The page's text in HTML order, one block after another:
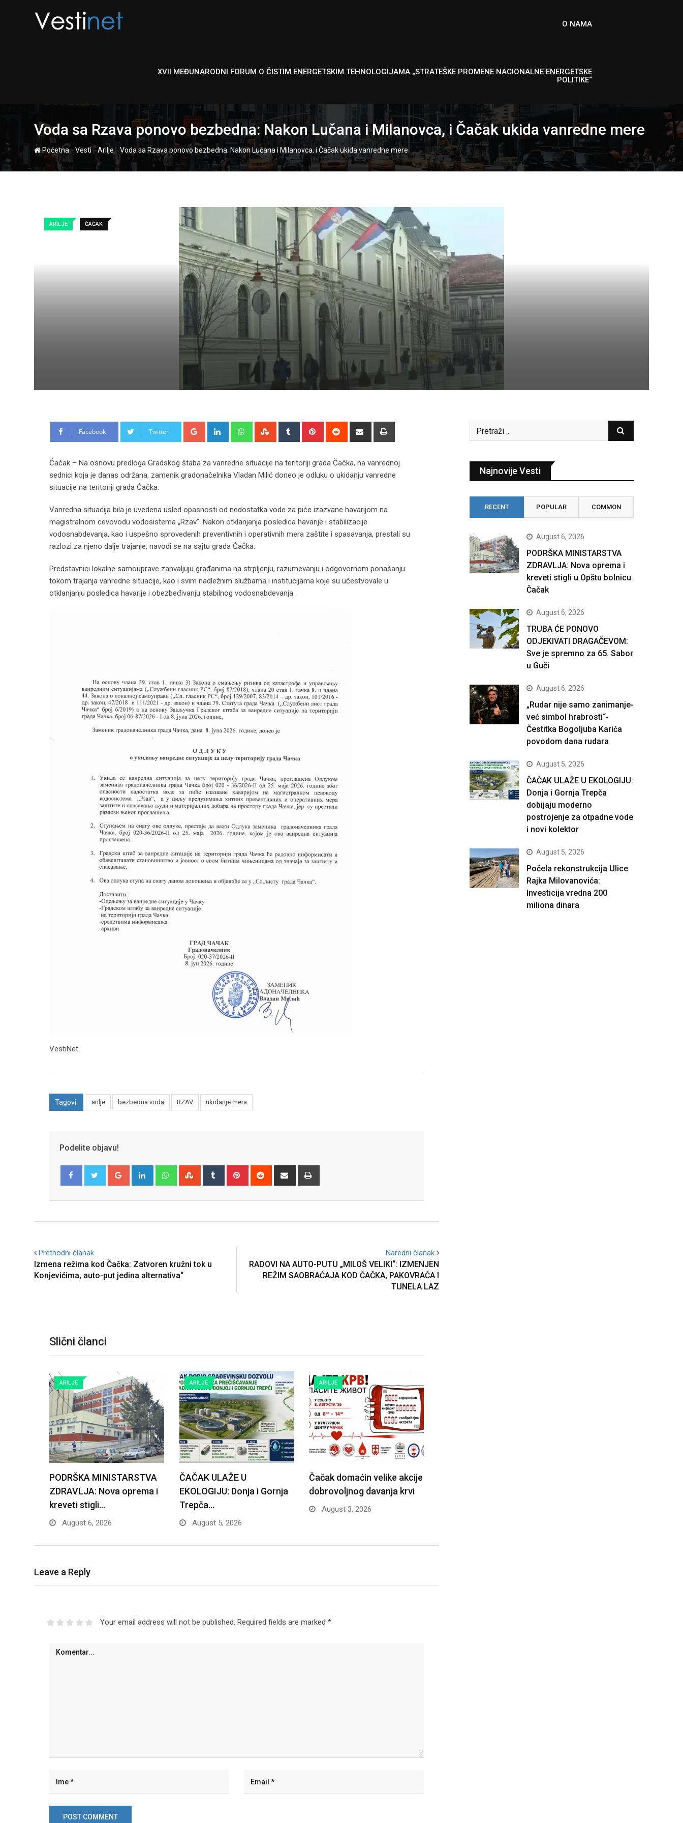
O NAMA
XVII MEĐUNARODNI FORUM O ČISTIM ENERGETSKIM TEHNOLOGIJAMA „STRATEŠKE PROMENE NACIONALNE ENERGETSKE
POLITIKE“
Voda sa Rzava ponovo bezbedna: Nakon Lučana i Milanovca, i Čačak ukida vanredne mere
Početna-Vesti-Arilje-Voda sa Rzava ponovo bezbedna: Nakon Lučana i Milanovca, i Čačak ukida vanredne mere
ARILJE ČAČAK
Facebook Twitter Google+ LinkedIn WhatsappStumbleUpon
Tumblr Pinterest Reddit
Share
Čačak – Na osnovu predloga Gradskog štaba za vanredne situacije na teritoriji grada Čačka, na vanrednoj
sednici koja je danas održana, zamenik gradonačelnika Vladan Milić doneo je odluku o ukidanju vanredne
situacije na teritoriji grada Čačka.
Vanredna situacija bila je uvedena usled opasnosti od nedostatka vode za piće izazvane havarijom na
magistralnom cevovodu vodosistema „Rzav“. Nakon otklanjanja posledica havarije i stabilizacije
vodosnabdevanja, kao i uspešno sprovedenih preventivnih i operativnih mera zaštite i spasavanja, prestali su
razlozi za njeno dalje trajanje, navodi se na sajtu grada Čačka.
Predstavnici lokalne samouprave zahvaljuju građanima na strpljenju, razumevanju i odgovornom ponašanju
tokom trajanja vanredne situacije, kao i svim nadležnim službama i institucijama koje su učestvovale u
otklanjanju posledica havarije i obezbeđivanju stabilnog vodosnabdevanja.
VestiNet
Tagovi: arilje bezbedna voda RZAV ukidanje mera
Podelite objavu!
Google+ LinkedIn WhatsappStumbleUpon
Tumblr Pinterest Reddit
Share
Prethodni članak
Izmena režima kod Čačka: Zatvoren kružni tok u
Konjevićima, auto-put jedina alternativa“
Naredni članak
RADOVI NA AUTO-PUTU „MILOŠ VELIKI“: IZMENJEN
REŽIM SAOBRAĆAJA KOD ČAČKA, PAKOVRAĆA I
TUNELA LAZ
Slični članci
ARILJE
PODRŠKA MINISTARSTVA
ZDRAVLJA: Nova oprema i
kreveti stigli…
August 6, 2026
ARILJE
ČAČAK ULAŽE U
EKOLOGIJU: Donja i Gornja
Trepča…
August 5, 2026
ARILJE
Čačak domaćin velike akcije
dobrovoljnog davanja krvi
August 3, 2026
Leave a Reply
Your email address will not be published. Required fields are marked *
Najnovije Vesti
RECENT POPULAR COMMON
August 6, 2026
PODRŠKA MINISTARSTVA
ZDRAVLJA: Nova oprema i
kreveti stigli u Opštu bolnicu
Čačak
August 6, 2026
TRUBA ĆE PONOVO
ODJEKIVATI DRAGAČEVOM:
Sve je spremno za 65. Sabor
u Guči
August 6, 2026
„Rudar nije samo zanimanje-
već simbol hrabrosti“-
Čestitka Bogoljuba Karića
povodom dana rudara
August 5, 2026
ČAČAK ULAŽE U EKOLOGIJU:
Donja i Gornja Trepča
dobijaju moderno
postrojenje za otpadne vode
i novi kolektor
August 5, 2026
Počela rekonstrukcija Ulice
Rajka Milovanovića:
Investicija vredna 200
miliona dinara